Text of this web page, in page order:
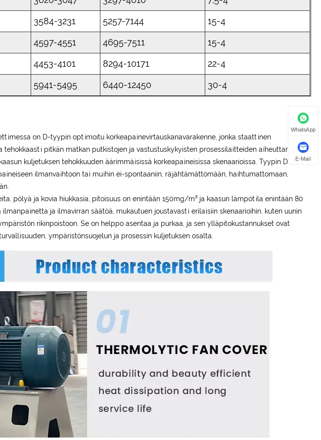
3584-3231 5257-7144 15-4
4597-4551 4695-7511 15-4
4453-4101 8294-10171 22-4
5941-5495 6440-12450 30-4
on D-tyypin optimoitu korkeapainevirtauskanavarakenne, jonka staattinen
tehokkaasti pitkän matkan putkistojen ja vastustuskykyisten prosessilaitteiden aiheuttamat
kuljetuksen tehokkuuden äärimmäisissä korkeapaineisissa skenaarioissa. Tyypin D
ilmanvaihtoon tai muihin ei-spontaaniin, räjähtämättömään, haihtumattomaan,
pölyä ja kovia hiukkasia, pitoisuus on enintään 150mg/m³ ja kaasun lämpötila enintään 80
ilmanpainetta ja ilmavirran säätöä, mukautuen joustavasti erilaisiin skenaarioihin, kuten uunin
rikinpoistoon. Se on helppo asentaa ja purkaa, ja sen ylläpitokustannukset ovat
ympäristönsuojelun ja prosessin kuljetuksen osalta.
WhatsApp
E-Mail